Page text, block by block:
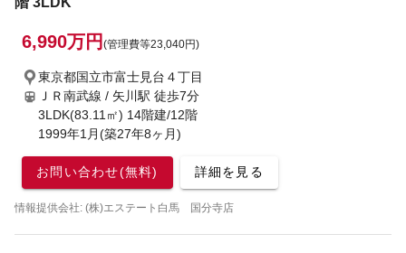
6,990万円 (管理費等23,040円)
東京都国立市富士見台４丁目
ＪＲ南武線 / 矢川駅 徒歩7分
3LDK(83.11㎡) 14階建/12階
1999年1月(築27年8ヶ月)
お問い合わせ(無料) 詳細を見る
情報提供会社: (株)エステート白馬 国分寺店